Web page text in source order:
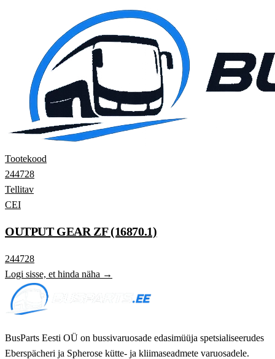
Tootekood
244728
Tellitav
CEI
OUTPUT GEAR ZF (16870.1)
244728
Logi sisse, et hinda näha →
BusParts Eesti OÜ on bussivaruosade edasimüüja spetsialiseerudes
Eberspächeri ja Spherose kütte- ja kliimaseadmete varuosadele.